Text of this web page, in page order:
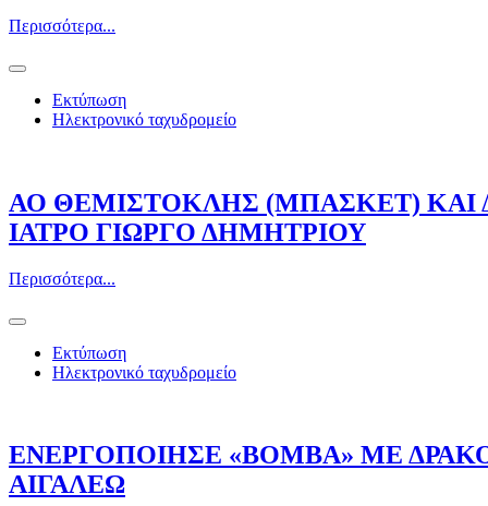
Περισσότερα...
Εκτύπωση
Ηλεκτρονικό ταχυδρομείο
ΑΟ ΘΕΜΙΣΤΟΚΛΗΣ (ΜΠΑΣΚΕΤ) ΚΑΙ
ΙΑΤΡΟ ΓΙΩΡΓΟ ΔΗΜΗΤΡΙΟΥ
Περισσότερα...
Εκτύπωση
Ηλεκτρονικό ταχυδρομείο
ΕΝΕΡΓΟΠΟΙΗΣΕ «ΒΟΜΒΑ» ΜΕ
ΑΙΓΑΛΕΩ